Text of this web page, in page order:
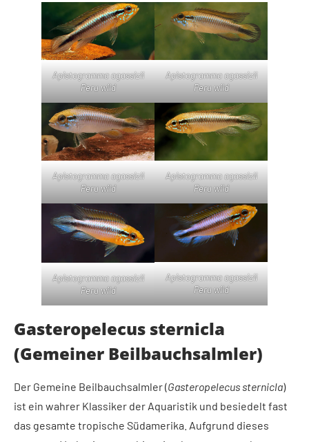
Apistogramma agassizii
Peru wild
Apistogramma agassizii
Peru wild
Apistogramma agassizii
Peru wild
Apistogramma agassizii
Peru wild
Apistogramma agassizii
Peru wild
Apistogramma agassizii
Peru wild
Gasteropelecus sternicla
(Gemeiner Beilbauchsalmler)
Der Gemeine Beilbauchsalmler (Gasteropelecus sternicla)
ist ein wahrer Klassiker der Aquaristik und besiedelt fast
das gesamte tropische Südamerika. Aufgrund dieses